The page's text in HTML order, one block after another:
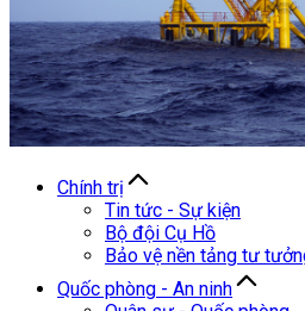
Chính trị
Tin tức - Sự kiện
Bộ đội Cụ Hồ
Bảo vệ nền tảng tư
Quốc phòng - An ninh